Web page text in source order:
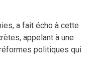
a fait écho à cette
appelant à une
politiques qui